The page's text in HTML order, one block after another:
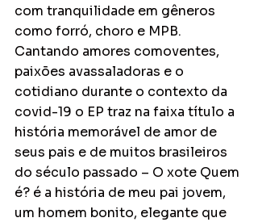
com tranquilidade em gêneros
como forró, choro e MPB.
Cantando amores comoventes,
paixões avassaladoras e o
cotidiano durante o contexto da
covid-19 o EP traz na faixa título a
história memorável de amor de
seus pais e de muitos brasileiros
do século passado – O xote Quem
é? é a história de meu pai jovem,
um homem bonito, elegante que